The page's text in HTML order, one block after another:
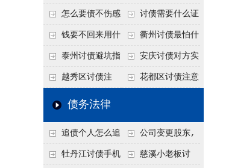
行业协会？正规机构
的行业自律和认证
有哪些手段
怎么要债不伤感
情？
讨债需要什么证
据
钱要不回来用什
么方法要回来
衢州讨债最怕什
么？2026年这两个关
键细节，做错就很难
泰州讨债避坑指
南：2026年这2个细
节不注意，钱很难要
安庆讨债对方实
在没钱咋办？
越秀区讨债注
意！没有借条只有微
把钱要回来
花都区讨债注意
节点”催收最有效
债务法律
追债个人怎么追
回呢？2026年最新绝
公司变更股东,
变更前的债权债务谁
牡丹江讨债手机 慈溪小老板讨